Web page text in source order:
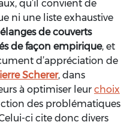
qu’il convient de
ni une liste exhaustive
de couverts
de façon empirique, et
d’appréciation de
Scherer, dans
à optimiser leur choix
des problématiques
ci cite donc divers